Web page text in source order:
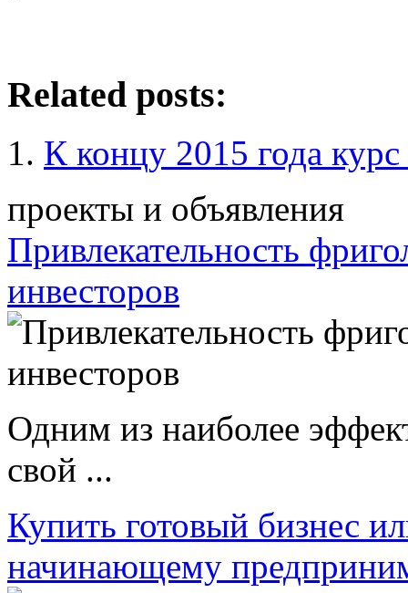
Related posts:
К концу 2015 года курс
проекты и объявления
Привлекательность
инвесторов
Одним из наиболее
свой ...
Купить готовый бизнес
начинающему